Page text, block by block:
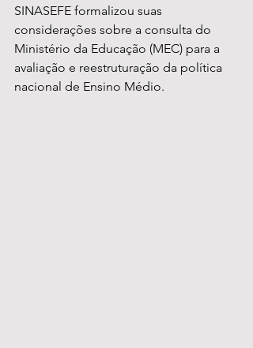
SINASEFE formalizou suas
considerações sobre a consulta do
Ministério da Educação (MEC) para a
avaliação e reestruturação da política
nacional de Ensino Médio.